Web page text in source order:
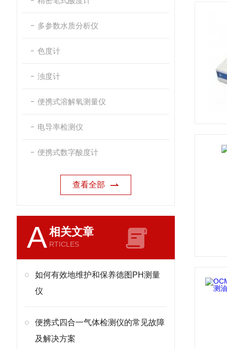
多参数水质分析仪
色度计
浊度计
便携式溶解氧测量仪
电导率检测仪
便携式数字酸度计
查看全部
A相关文章
RTICLES
如何有效地维护和保养德图PH测量
仪
便携式四合一气体检测仪的常见故障
及解决方案